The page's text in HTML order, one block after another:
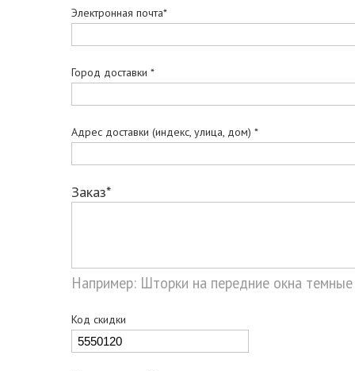
Электронная почта*
Город доставки *
Адрес доставки (индекс, улица, дом) *
Заказ*
Например: Шторки на передние окна темные
Код скидки